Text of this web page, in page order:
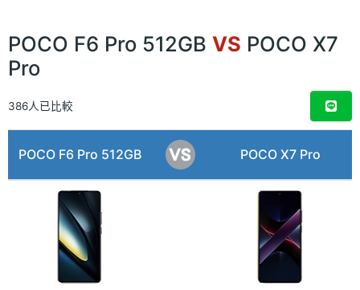
POCO F6 Pro 512GB VS POCO X7
Pro
386人已比較
POCO F6 Pro 512GB POCO X7 Pro